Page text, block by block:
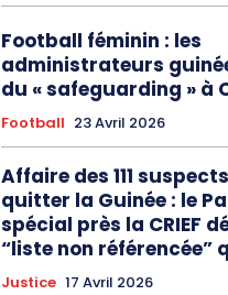
Football féminin : les
administrateurs
du « safeguarding » à
Football 23 Avril 2026
Affaire des 111
quitter la Guinée : le
spécial près la CRIEF
“liste non référencée”
Justice 17 Avril 2026